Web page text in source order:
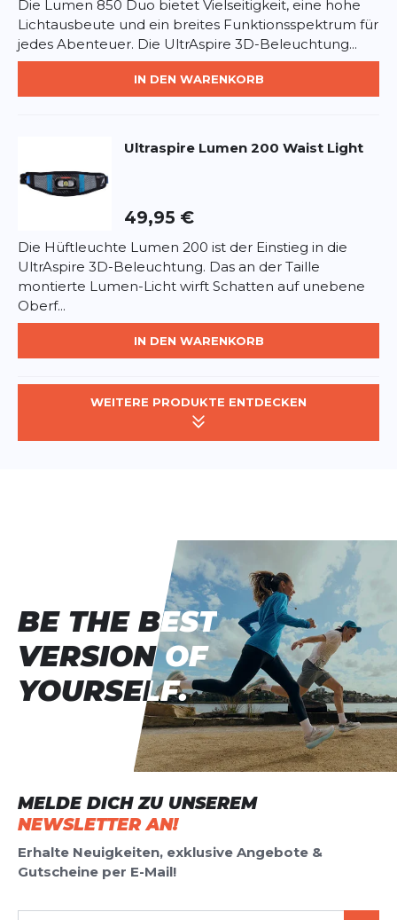
Die Lumen 850 Duo bietet Vielseitigkeit, eine hohe
Lichtausbeute und ein breites Funktionsspektrum für
jedes Abenteuer. Die UltrAspire 3D-Beleuchtung...
IN DEN WARENKORB
Ultraspire Lumen 200 Waist Light
49,95 €
Die Hüftleuchte Lumen 200 ist der Einstieg in die
UltrAspire 3D-Beleuchtung. Das an der Taille
montierte Lumen-Licht wirft Schatten auf unebene
Oberf...
IN DEN WARENKORB
WEITERE PRODUKTE ENTDECKEN
MELDE DICH ZU UNSEREM
NEWSLETTER AN!
Erhalte Neuigkeiten, exklusive Angebote &
Gutscheine per E-Mail!
BE THE BEST
VERSION OF
YOURSELF.
BE THE BEST
VERSION OF
YOURSELF.